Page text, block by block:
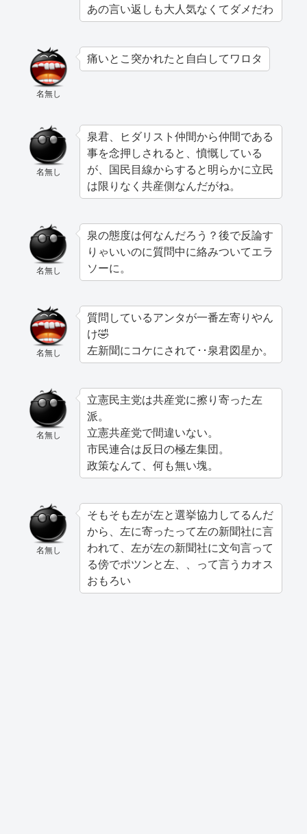
あの言い返しも大人気なくてダメだわ
名無し
痛いとこ突かれたと自白してワロタ
名無し
泉君、ヒダリスト仲間から仲間である
事を念押しされると、憤慨している
が、国民目線からすると明らかに立民
は限りなく共産側なんだがね。
名無し
泉の態度は何なんだろう？後で反論す
りゃいいのに質問中に絡みついてエラ
ソーに。
名無し
質問しているアンタが一番左寄りやん
け🤣
左新聞にコケにされて･･泉君図星か。
名無し
立憲民主党は共産党に擦り寄った左
派。
立憲共産党で間違いない。
市民連合は反日の極左集団。
政策なんて、何も無い塊。
名無し
そもそも左が左と選挙協力してるんだ
から、左に寄ったって左の新聞社に言
われて、左が左の新聞社に文句言って
る傍でポツンと左、、って言うカオス
おもろい